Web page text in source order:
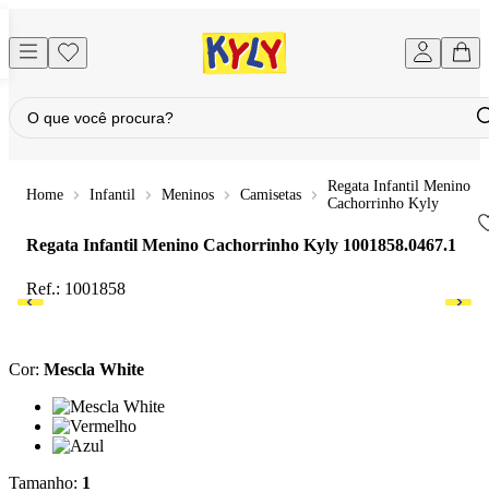
Infantil Meninos Camisetas
Regata Infantil Menino
Cachorrinho Kyly
Regata Infantil Menino Cachorrinho Kyly 1001858.0467.1
Ref.: 1001858
Cor: Mescla White
Cor: Mescla White
Cor: Vermelho
Cor: Azul
Tamanho: 1